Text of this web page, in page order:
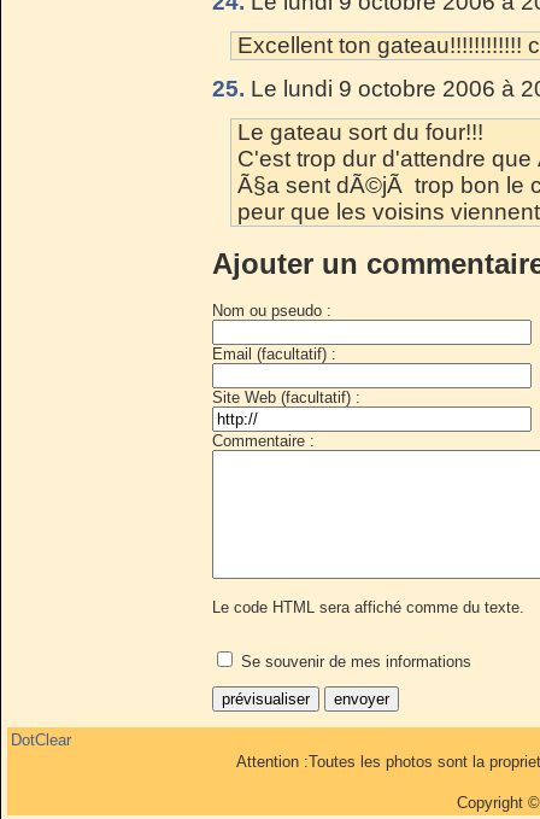
Excellent ton
25. Le lundi 9 octobre 2006 à
Le gateau sort du four!!!
C'est trop dur d'attendre
Ã§a sent dÃ©jÃ trop bon le
peur que les voisins
Ajouter un
Nom ou pseudo :
Email (facultatif) :
Site Web (facultatif) :
Commentaire :
Le code HTML sera affiché comme du texte.
Se souvenir de mes informations
DotClear
Attention :Toutes les photos sont la
Copyright